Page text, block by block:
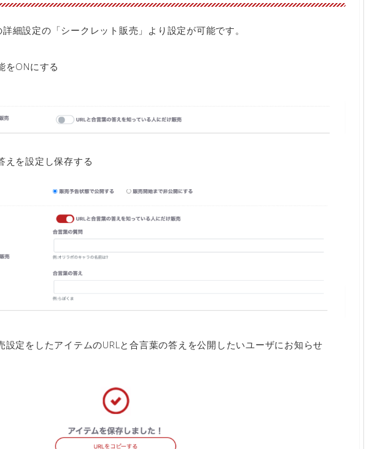
細設定の「シークレット販売」より設定が可能です。
ONにする
を設定し保存する
定をしたアイテムのURLと合言葉の答えを公開したいユーザにお知らせ